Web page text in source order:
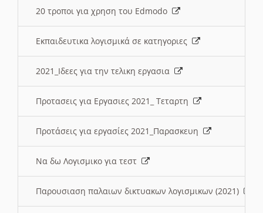
20 τροποι για χρηση του Edmodo
Εκπαιδευτικα λογισμικά σε κατηγοριες
2021_Ιδεες για την τελικη εργασια
Προτασεις για Εργασιες 2021_ Τεταρτη
Προτάσεις για εργασίες 2021_Παρασκευη
Να δω Λογισμικο για τεστ
Παρουσιαση παλαιων δικτυακων λογισμικων (2021)